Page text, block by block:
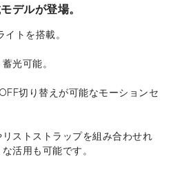
デルが登場。
トを搭載。
光可能。
切り替えが可能なモーションセ
ストストラップを組み合わせれ
活用も可能です。